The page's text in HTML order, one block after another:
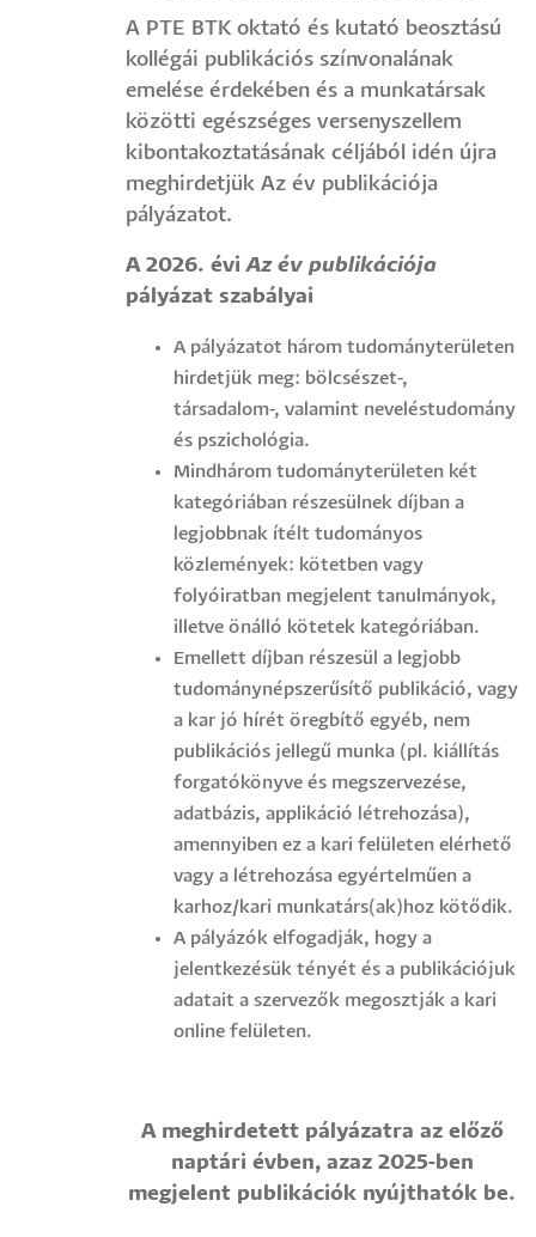
A PTE BTK oktató és kutató beosztású
kollégái publikációs színvonalának
emelése érdekében és a munkatársak
közötti egészséges versenyszellem
kibontakoztatásának céljából idén újra
meghirdetjük Az év publikációja
pályázatot.
A 2026. éviAz év publikációja
pályázat szabályai
A pályázatot három tudományterületen
hirdetjük meg: bölcsészet-,
társadalom-, valamint neveléstudomány
és pszichológia.
Mindhárom tudományterületen két
kategóriában részesülnek díjban a
legjobbnak ítélt tudományos
közlemények: kötetben vagy
folyóiratban megjelent tanulmányok,
illetve önálló kötetek kategóriában.
Emellett díjban részesül a legjobb
tudománynépszerűsítő publikáció, vagy
a kar jó hírét öregbítő egyéb, nem
publikációs jellegű munka (pl. kiállítás
forgatókönyve és megszervezése,
adatbázis, applikáció létrehozása),
amennyiben ez a kari felületen elérhető
vagy a létrehozása egyértelműen a
karhoz/kari munkatárs(ak)hoz kötődik.
A pályázók elfogadják, hogy a
jelentkezésük tényét és a publikációjuk
adatait a szervezők megosztják a kari
online felületen.
A meghirdetett pályázatra az előző
naptári évben, azaz 2025-ben
megjelent publikációk nyújthatók be.